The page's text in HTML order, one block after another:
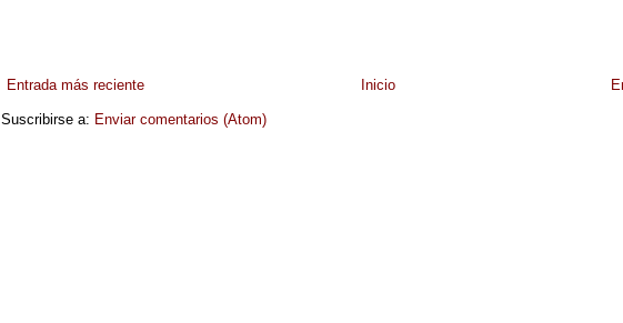
Entrada más reciente Inicio
Suscribirse a: Enviar comentarios (Atom)